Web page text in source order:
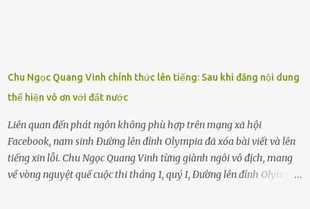
để được giúp đỡ thì có thể sẽ bỏ lỡ cơ hội và gặp nguy hiểm. Trẻ con
có biết gì đâu Nhiều người cứ coi trẻ còn nhỏ nên dù có phạm sai
lầm, thì họ cũng không trách mắng. Nhưng nếu người lớn tuổi
không dạy con cẩn...
Chu Ngọc Quang Vinh chính thức lên tiếng: Sau khi đăng nội dung
thể hiện vô ơn với đất nước
Liên quan đến phát ngôn không phù hợp trên mạng xã hội
Facebook, nam sinh Đường lên đỉnh Olympia đã xóa bài viết và lên
tiếng xin lỗi. Chu Ngọc Quang Vinh từng giành ngôi vô địch, mang
về vòng nguyệt quế cuộc thi tháng 1, quý I, Đường lên đỉnh Olympia.